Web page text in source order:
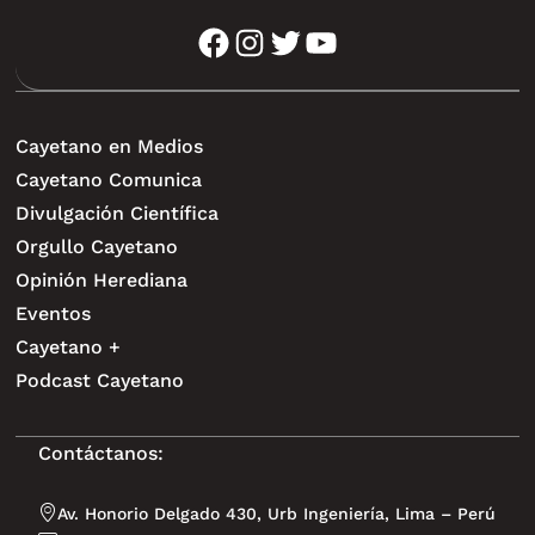
facebook instagram twitter youtube
Cayetano en Medios
Cayetano Comunica
Divulgación Científica
Orgullo Cayetano
Opinión Herediana
Eventos
Cayetano +
Podcast Cayetano
Contáctanos:
Av. Honorio Delgado 430, Urb Ingeniería, Lima – Perú